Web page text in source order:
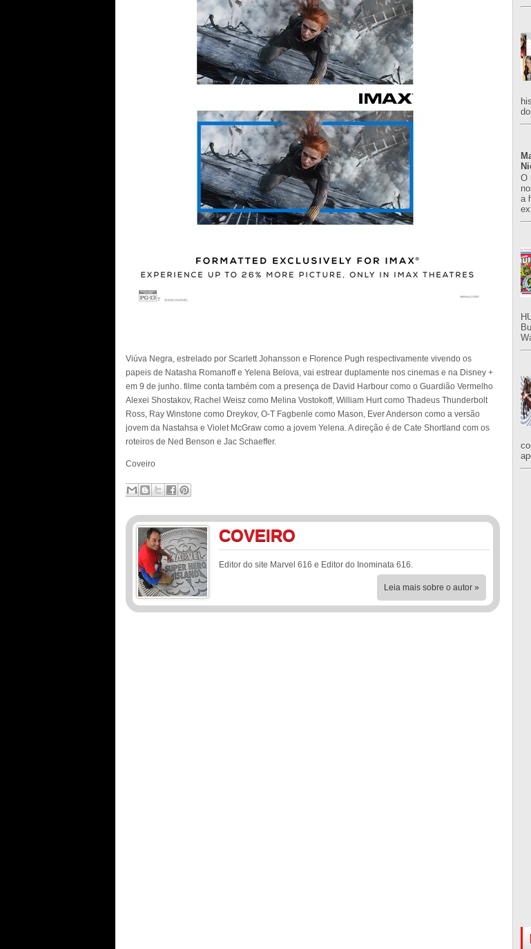
Viúva Negra, estrelado por Scarlett Johansson e Florence Pugh respectivamente vivendo os
papeis de Natasha Romanoff e Yelena Belova, vai estrear duplamente nos cinemas e na Disney +
em 9 de junho. filme conta também com a presença de David Harbour como o Guardião Vermelho
Alexei Shostakov, Rachel Weisz como Melina Vostokoff, William Hurt como Thadeus Thunderbolt
Ross, Ray Winstone como Dreykov, O-T Fagbenle como Mason, Ever Anderson como a versão
jovem da Nastahsa e Violet McGraw como a jovem Yelena. A direção é de Cate Shortland com os
roteiros de Ned Benson e Jac Schaeffer.
Coveiro
COVEIRO
Editor do site Marvel 616 e Editor do Inominata 616.
Leia mais sobre o autor »
O
a